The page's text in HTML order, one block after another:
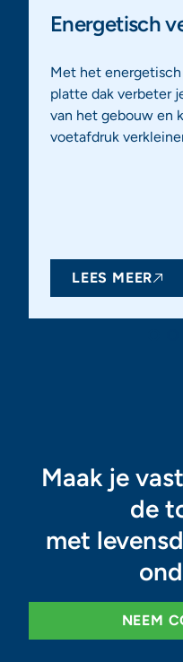
Energetisch
Met het
platte dak verbeter
van het gebouw en
voetafdruk
LEES MEER
Maak je
de
met
NEEM